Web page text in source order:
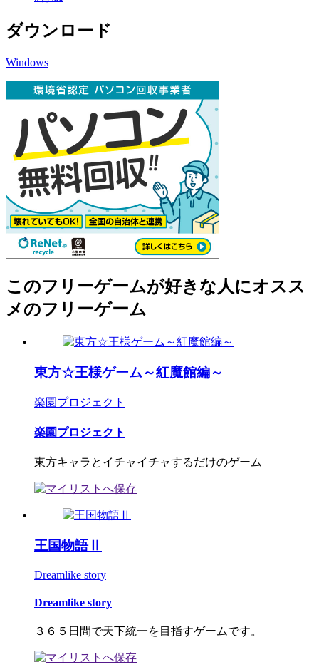
ダウンロード
Windows
このフリーゲームが好きな人にオスス
メのフリーゲーム
東方☆王様ゲーム～紅魔館編～
楽園プロジェクト
楽園プロジェクト
東方キャラとイチャイチャするだけのゲーム
王国物語Ⅱ
Dreamlike story
Dreamlike story
３６５日間で天下統一を目指すゲームです。